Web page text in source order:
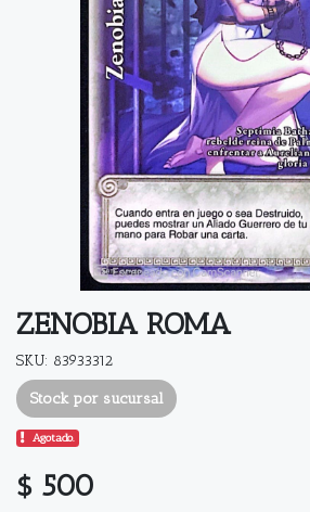
ZENOBIA ROMA
SKU: 83933312
Stock por sucursal
Agotado.
$ 500